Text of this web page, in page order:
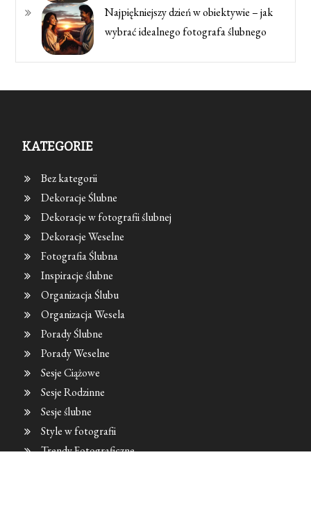
Najpiękniejszy dzień w obiektywie – jak
wybrać idealnego fotografa ślubnego
KATEGORIE
Bez kategorii
Dekoracje Ślubne
Dekoracje w fotografii ślubnej
Dekoracje Weselne
Fotografia Ślubna
Inspiracje ślubne
Organizacja Ślubu
Organizacja Wesela
Porady Ślubne
Porady Weselne
Sesje Ciążowe
Sesje Rodzinne
Sesje ślubne
Style w fotografii
Trendy Fotograficzne